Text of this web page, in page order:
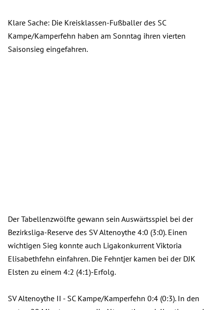
Klare Sache: Die Kreisklassen-Fußballer des SC
Kampe/Kamperfehn haben am Sonntag ihren vierten
Saisonsieg eingefahren.
Der Tabellenzwölfte gewann sein Auswärtsspiel bei der
Bezirksliga-Reserve des SV Altenoythe 4:0 (3:0). Einen
wichtigen Sieg konnte auch Ligakonkurrent Viktoria
Elisabethfehn einfahren. Die Fehntjer kamen bei der DJK
Elsten zu einem 4:2 (4:1)-Erfolg.
SV Altenoythe II - SC Kampe/Kamperfehn 0:4 (0:3). In den